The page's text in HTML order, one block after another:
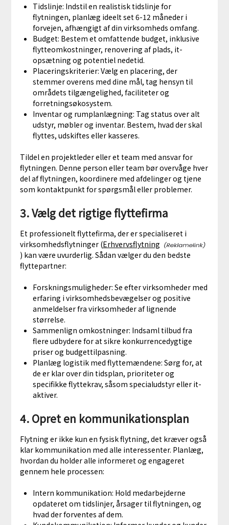
Tidslinje: Indstil en realistisk tidslinje for
flytningen, planlæg ideelt set 6-12 måneder i
forvejen, afhængigt af din virksomheds omfang.
Budget: Bestem et omfattende budget, inklusive
flytteomkostninger, renovering af plads, it-
opsætning og potentiel nedetid.
Placeringskriterier: Vælg en placering, der
stemmer overens med dine mål, tag hensyn til
områdets tilgængelighed, faciliteter og
forretningsøkosystem.
Inventar og rumplanlægning: Tag status over alt
udstyr, møbler og inventar. Bestem, hvad der skal
flyttes, udskiftes eller kasseres.
Tildel en projektleder eller et team med ansvar for
flytningen. Denne person eller team bør overvåge hver
del af flytningen, koordinere med afdelinger og tjene
som kontaktpunkt for spørgsmål eller problemer.
3. Vælg det rigtige flyttefirma
Et professionelt flyttefirma, der er specialiseret i
virksomhedsflytninger (Erhvervsflytning
) kan være uvurderlig. Sådan vælger du den bedste
flyttepartner:
Forskningsmuligheder: Se efter virksomheder med
erfaring i virksomhedsbevægelser og positive
anmeldelser fra virksomheder af lignende
størrelse.
Sammenlign omkostninger: Indsaml tilbud fra
flere udbydere for at sikre konkurrencedygtige
priser og budgettilpasning.
Planlæg logistik med flyttemændene: Sørg for, at
de er klar over din tidsplan, prioriteter og
specifikke flyttekrav, såsom specialudstyr eller it-
aktiver.
4. Opret en kommunikationsplan
Flytning er ikke kun en fysisk flytning, det kræver også
klar kommunikation med alle interessenter. Planlæg,
hvordan du holder alle informeret og engageret
gennem hele processen:
Intern kommunikation: Hold medarbejderne
opdateret om tidslinjer, årsager til flytningen, og
hvad der forventes af dem.